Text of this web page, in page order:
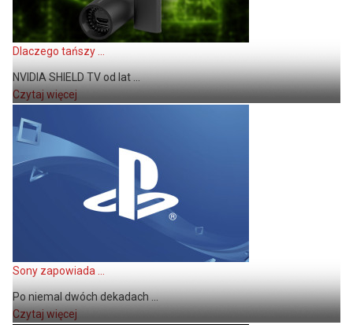
Dlaczego tańszy ...
NVIDIA SHIELD TV od lat ...
Czytaj więcej
Sony zapowiada ...
Po niemal dwóch dekadach ...
Czytaj więcej